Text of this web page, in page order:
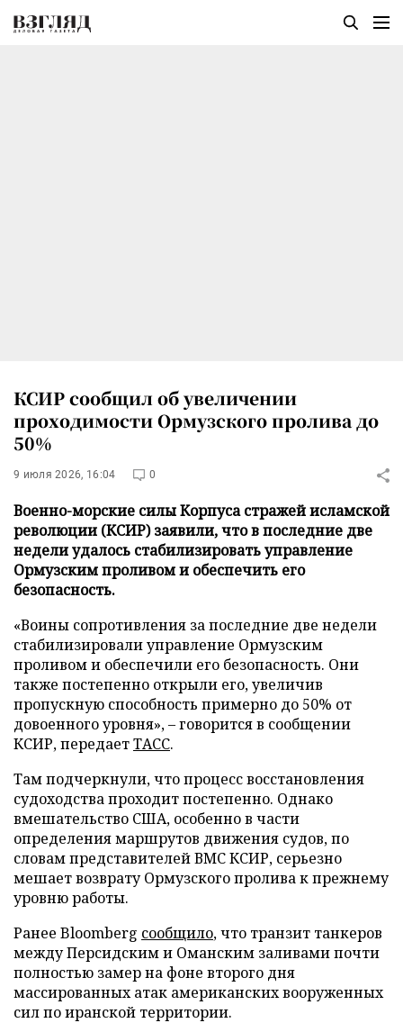
КСИР сообщил об увеличении
проходимости Ормузского пролива до
50%
9 июля 2026, 16:04 0
Военно-морские силы Корпуса стражей исламской
революции (КСИР) заявили, что в последние две
недели удалось стабилизировать управление
Ормузским проливом и обеспечить его
безопасность.
«Воины сопротивления за последние две недели
стабилизировали управление Ормузским
проливом и обеспечили его безопасность. Они
также постепенно открыли его, увеличив
пропускную способность примерно до 50% от
довоенного уровня», – говорится в сообщении
КСИР, передаетТАСС.
Там подчеркнули, что процесс восстановления
судоходства проходит постепенно. Однако
вмешательство США, особенно в части
определения маршрутов движения судов, по
словам представителей ВМС КСИР, серьезно
мешает возврату Ормузского пролива к прежнему
уровню работы.
Ранее Bloomberg сообщило, что транзит танкеров
между Персидским и Оманским заливами почти
полностью замер на фоне второго дня
массированных атак американских вооруженных
сил по иранской территории.